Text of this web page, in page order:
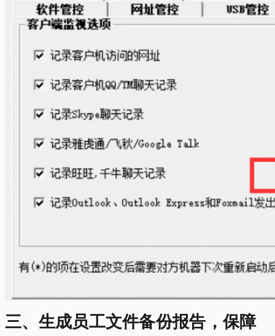
三、生成员工文件备份报告，保障